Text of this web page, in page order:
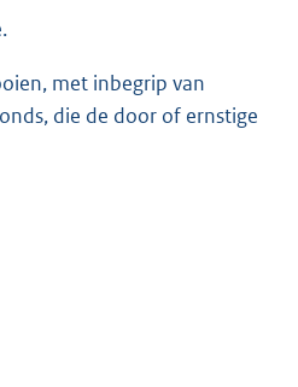
met inbegrip van
die de door of ernstige